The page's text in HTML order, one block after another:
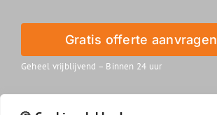
Gratis offerte aanvragen
Geheel vrijblijvend – Binnen 24 uur